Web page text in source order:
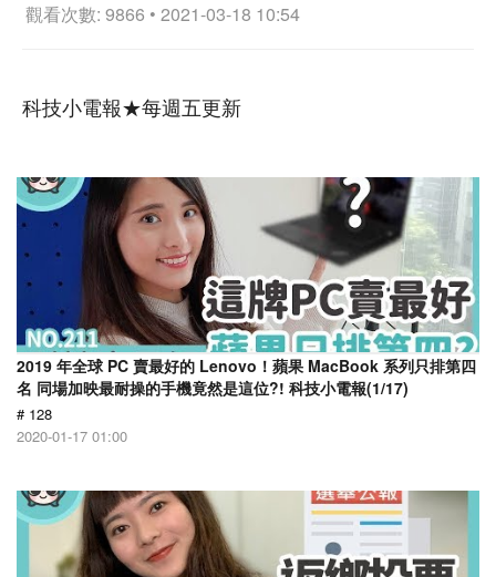
觀看次數: 9866 • 2021-03-18 10:54
科技小電報★每週五更新
2019 年全球 PC 賣最好的 Lenovo！蘋果 MacBook 系列只排第四
名 同場加映最耐操的手機竟然是這位?! 科技小電報(1/17)
# 128
2020-01-17 01:00